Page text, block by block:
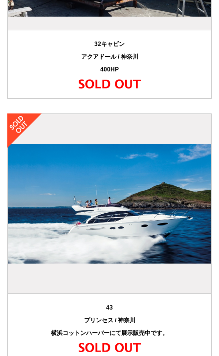
32キャビン
アクアドール / 神奈川
400HP
43
プリンセス / 神奈川
横浜コットンハーバーにて展示販売中です。